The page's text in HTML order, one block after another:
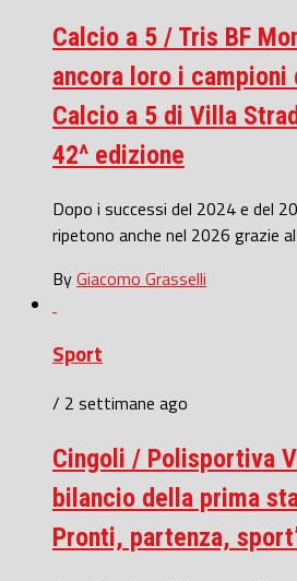
Calcio a 5 / Tris BF
ancora loro i campioni
Calcio a 5 di Villa
42^ edizione
Dopo i successi del 2024 e del
ripetono anche nel 2026 grazie
ByGiacomo Grasselli
Sport
/ 2 settimane ago
Cingoli / Polisportiva
bilancio della prima
Pronti, partenza,